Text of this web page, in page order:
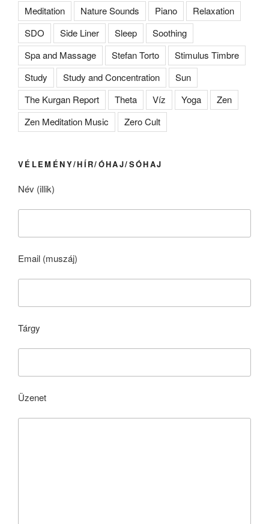
Meditation Nature Sounds Piano
Relaxation
SDO
Side Liner Sleep
Soothing
Spa and Massage
Stefan Torto
Stimulus Timbre
Study
Study and Concentration
Sun
The Kurgan Report
Theta Víz Yoga
Zen
Zen Meditation Music
Zero Cult
VÉLEMÉNY/HÍR/ÓHAJ/SÓHAJ
Név (illik)
Email (muszáj)
Tárgy
Üzenet